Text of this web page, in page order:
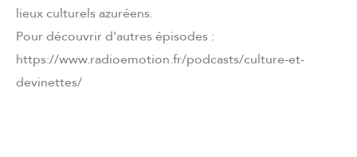
lieux culturels azuréens.
Pour découvrir d'autres épisodes :
https://www.radioemotion.fr/podcasts/culture-et-
devinettes/